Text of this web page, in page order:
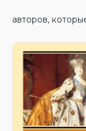
авторов,